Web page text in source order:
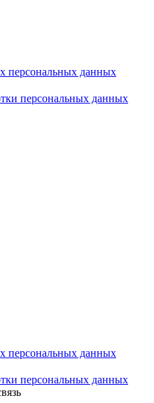
персональных данных
персональных данных
персональных данных
персональных данных